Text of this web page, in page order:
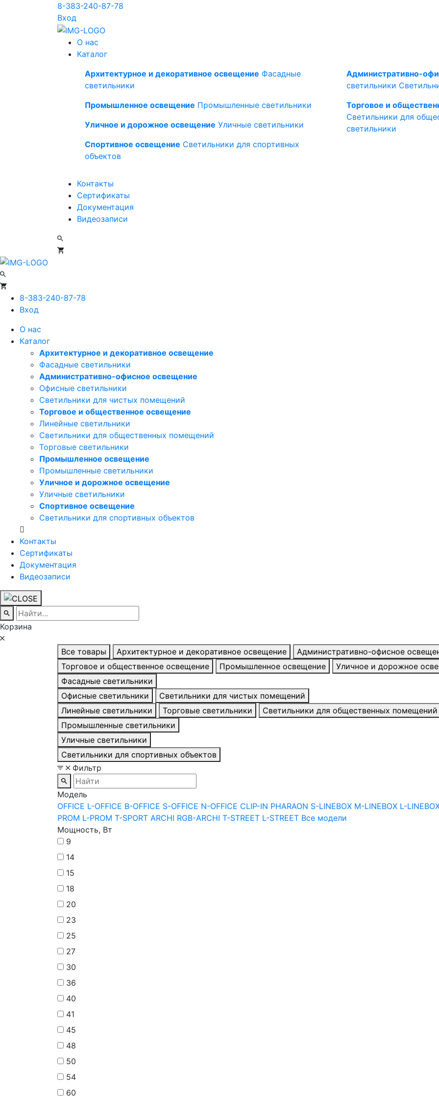
8-383-240-87-78
Вход
О нас
Каталог
Архитектурное и декоративное освещение Фасадные
светильники
Промышленное освещение Промышленные светильники
Уличное и дорожное освещение Уличные светильники
Спортивное освещение Светильники для спортивных
объектов
Административно-
светильники
Торговое и
Светильники для
светильники
Контакты
Сертификаты
Документация
Видеозаписи
8-383-240-87-78
Вход
О нас
Каталог
Архитектурное и декоративное освещение
Фасадные светильники
Административно-офисное освещение
Офисные светильники
Светильники для чистых помещений
Торговое и общественное освещение
Линейные светильники
Светильники для общественных помещений
Торговые светильники
Промышленное освещение
Промышленные светильники
Уличное и дорожное освещение
Уличные светильники
Спортивное освещение
Светильники для спортивных объектов
Контакты
Сертификаты
Документация
Видеозаписи
Корзина
Все товары Архитектурное и декоративное освещение
Административно-офисное
Торговое и общественное освещение
Промышленное освещение
Уличное и дорожное
Фасадные светильники
Офисные светильники
Светильники для чистых помещений
Линейные светильники
Торговые светильники
Светильники для общественных помещений
Промышленные светильники
Уличные светильники
Светильники для спортивных объектов
Фильтр
Модель
OFFICE L-OFFICE B-OFFICE S-OFFICE N-OFFICE CLIP-IN PHARAON S-LINEBOX M-LINEBOX L-
PROM L-PROM T-SPORT ARCHI RGB-ARCHI T-STREET L-STREET Все модели
Мощность, Вт
9
14
15
18
20
23
25
27
30
36
40
41
45
48
50
54
60